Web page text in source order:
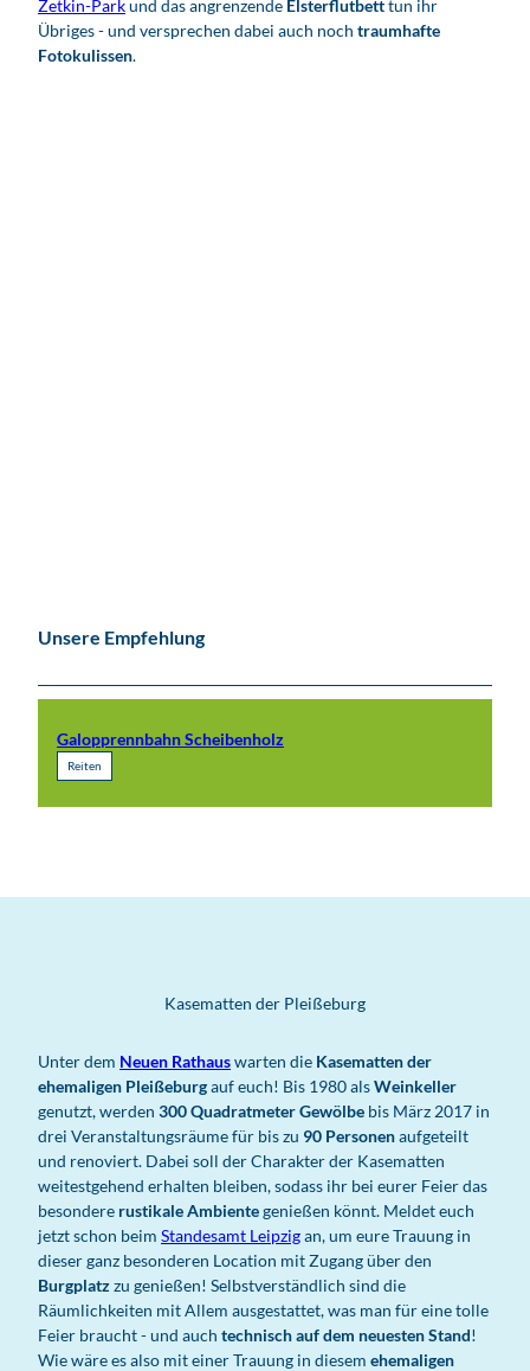
Zetkin-Parkund das angrenzende Elsterflutbetttun ihr
Übriges - und versprechen dabei auch noch traumhafte
Fotokulissen.
Unsere Empfehlung
Galopprennbahn Scheibenholz
Reiten
Kasematten der Pleißeburg
Unter dem Neuen Rathauswarten die Kasematten der
ehemaligen Pleißeburgauf euch! Bis 1980 alsWeinkeller
genutzt, werden 300 Quadratmeter Gewölbe bis März 2017 in
drei Veranstaltungsräume für bis zu 90 Personenaufgeteilt
und renoviert. Dabei soll der Charakter der Kasematten
weitestgehend erhalten bleiben, sodass ihr bei eurer Feier das
besondere rustikale Ambientegenießen könnt. Meldet euch
jetzt schon beim Standesamt Leipzigan, um eure Trauung in
dieser ganz besonderen Location mit Zugang über den
Burgplatzzu genießen! Selbstverständlich sind die
Räumlichkeiten mit Allem ausgestattet, was man für eine tolle
Feier braucht - und auch technisch auf dem neuesten Stand!
Wie wäre es also mit einer Trauung in diesem ehemaligen